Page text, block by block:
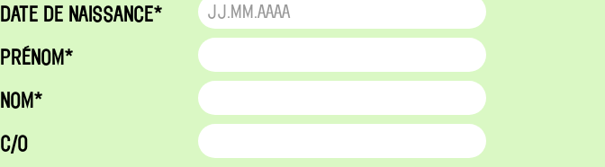
DATE DE NAISSANCE*
PRÉNOM*
NOM*
C/O